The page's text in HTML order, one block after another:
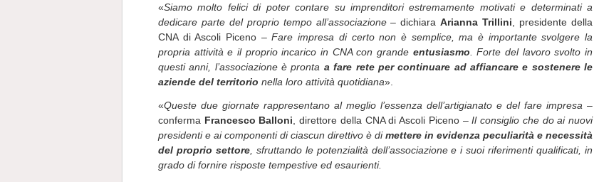
«Siamo molto felici di poter contare su imprenditori estremamente motivati e determinati a
dedicare parte del proprio tempo all’associazione– dichiaraArianna Trillini , presidente della
CNA di Ascoli Piceno –Fare impresa di certo non è semplice, ma è importante svolgere la
propria attività e il proprio incarico in CNA con grande entusiasmo . Forte del lavoro svolto in
questi anni, l’associazione è pronta a fare rete per continuare ad affiancare e sostenere le
aziende del territorio nella loro attività quotidiana».
«Queste due giornate rappresentano al meglio l’essenza dell’artigianato e del fare impresa –
conferma Francesco Balloni , direttore della CNA di Ascoli Piceno –Il consiglio che do ai nuovi
presidenti e ai componenti di ciascun direttivo è dimettere in evidenza peculiarità e necessità
del proprio settore, sfruttando le potenzialità dell’associazione e i suoi riferimenti qualificati, in
grado di fornire risposte tempestive ed esaurienti.